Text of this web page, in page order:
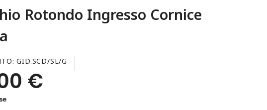
Rotondo Ingresso Cornice
GID.SCD/SL/G
€